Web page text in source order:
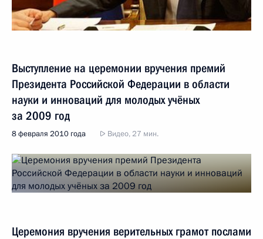
Выступление на церемонии вручения премий
Президента Российской Федерации в области
науки и инноваций для молодых учёных
за 2009 год
8 февраля 2010 года Видео, 27 мин.
Церемония вручения верительных грамот послами